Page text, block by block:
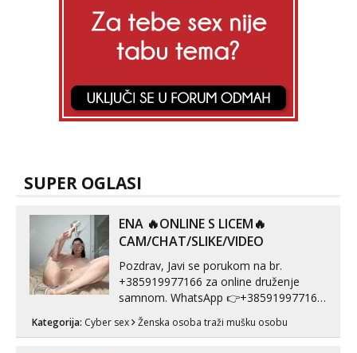
SUPER OGLASI
ENA 🔥ONLINE S LICEM🔥
CAM/CHAT/SLIKE/VIDEO
Pozdrav, Javi se porukom na br.
+385919977166 za online druženje
samnom. WhatsApp 👉+385919977166
Telegram 👉@enafriedrichkis Radim
videopozive s licem, solo i s partnerom,
Kategorija: Cyber sex Ženska osoba traži mušku osobu